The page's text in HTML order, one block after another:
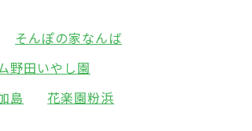
そんぽの家なんば
野田いやし園
島
花楽園粉浜